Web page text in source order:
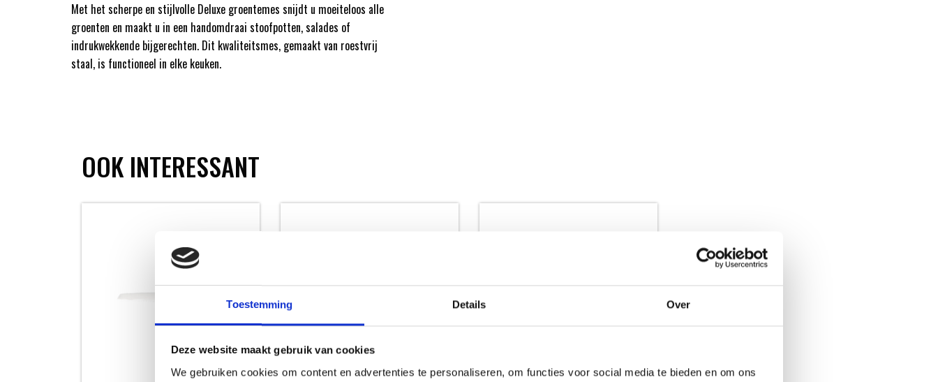
Toestemming Details Over
Deze website maakt gebruik van cookies
We gebruiken cookies om content en advertenties te personaliseren, om functies voor social media te bieden en om ons
Met het scherpe en stijlvolle Deluxe groentemes snijdt u moeiteloos alle
groenten en maakt u in een handomdraai stoofpotten, salades of
indrukwekkende bijgerechten. Dit kwaliteitsmes, gemaakt van roestvrij
staal, is functioneel in elke keuken.
OOK INTERESSANT